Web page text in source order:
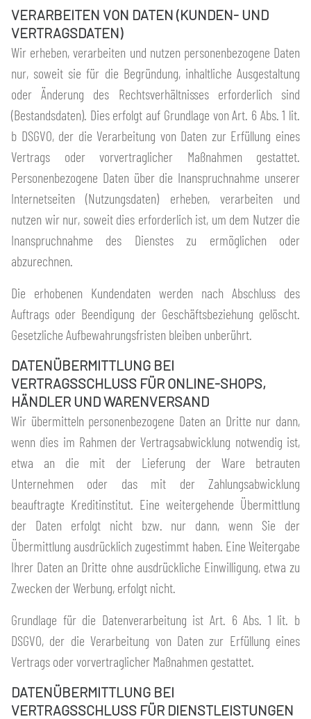
VERARBEITEN VON DATEN (KUNDEN- UND
VERTRAGSDATEN)
Wir erheben, verarbeiten und nutzen personenbezogene Daten
nur, soweit sie für die Begründung, inhaltliche Ausgestaltung
oder Änderung des Rechtsverhältnisses erforderlich sind
(Bestandsdaten). Dies erfolgt auf Grundlage von Art. 6 Abs. 1 lit.
b DSGVO, der die Verarbeitung von Daten zur Erfüllung eines
Vertrags oder vorvertraglicher Maßnahmen gestattet.
Personenbezogene Daten über die Inanspruchnahme unserer
Internetseiten (Nutzungsdaten) erheben, verarbeiten und
nutzen wir nur, soweit dies erforderlich ist, um dem Nutzer die
Inanspruchnahme des Dienstes zu ermöglichen oder
abzurechnen.
Die erhobenen Kundendaten werden nach Abschluss des
Auftrags oder Beendigung der Geschäftsbeziehung gelöscht.
Gesetzliche Aufbewahrungsfristen bleiben unberührt.
DATENÜBERMITTLUNG BEI
VERTRAGSSCHLUSS FÜR ONLINE-SHOPS,
HÄNDLER UND WARENVERSAND
Wir übermitteln personenbezogene Daten an Dritte nur dann,
wenn dies im Rahmen der Vertragsabwicklung notwendig ist,
etwa an die mit der Lieferung der Ware betrauten
Unternehmen oder das mit der Zahlungsabwicklung
beauftragte Kreditinstitut. Eine weitergehende Übermittlung
der Daten erfolgt nicht bzw. nur dann, wenn Sie der
Übermittlung ausdrücklich zugestimmt haben. Eine Weitergabe
Ihrer Daten an Dritte ohne ausdrückliche Einwilligung, etwa zu
Zwecken der Werbung, erfolgt nicht.
Grundlage für die Datenverarbeitung ist Art. 6 Abs. 1 lit. b
DSGVO, der die Verarbeitung von Daten zur Erfüllung eines
Vertrags oder vorvertraglicher Maßnahmen gestattet.
DATENÜBERMITTLUNG BEI
VERTRAGSSCHLUSS FÜR DIENSTLEISTUNGEN